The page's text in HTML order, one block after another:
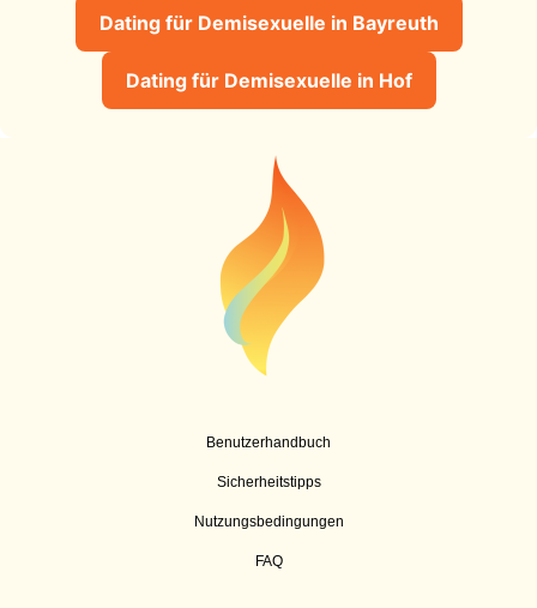
Dating für Demisexuelle in Bayreuth
Dating für Demisexuelle in Hof
Benutzerhandbuch
Sicherheitstipps
Nutzungsbedingungen
FAQ